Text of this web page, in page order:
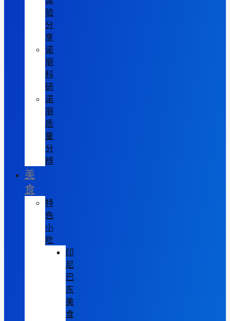
验
分
享
诺
丽
科
研
诺
丽
质
量
分
辨
美
食
特
色
小
吃
印
尼
巴
东
美
食